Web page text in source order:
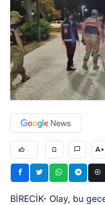
A+
BİRECİK- Olay, bu